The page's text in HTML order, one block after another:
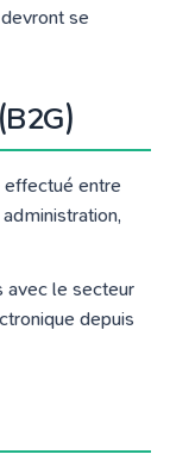
se
entre
avec le secteur
depuis